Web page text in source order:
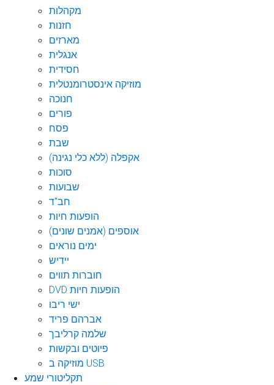
מקהלות
חזנות
מארזים
אנגלית
חסידית
מוזיקה אינסטרומנטלית
חנוכה
פורים
פסח
שבת
אקפלה (ללא כלי נגינה)
סוכות
שבועות
חב"ד
הופעות חיות
אוספים (אמנים שונים)
ימים נוראים
יידיש
חוברות תווים
DVD הופעות חיות
ישי ריבו
אברהם פריד
שלמה קרליבך
פיוטים ובקשות
מוזיקה ב USB
תקליטורי שמע